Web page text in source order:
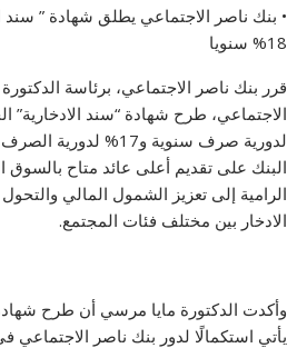
• بنك ناصر الاجتماعي يطلق شهادة ” سند
18% سنويا
قرر بنك ناصر الاجتماعي، برئاسة
لدورية صرف سنوية و17%
البنك على تقديم أعلى عائد متاح
الرامية إلى تعزيز الشمول المالي
الادخار بين مختلف فئات المجتمع.
وأكدت الدكتورة مايا مرسي أن طرح شهادة
يأتي استكمالًا لدور بنك ناصر